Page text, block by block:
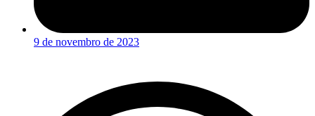
9 de novembro de 2023